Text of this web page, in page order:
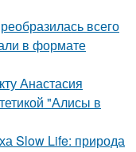
всего
в формате
Анастасия
"Алисы в
Slow Life: природа